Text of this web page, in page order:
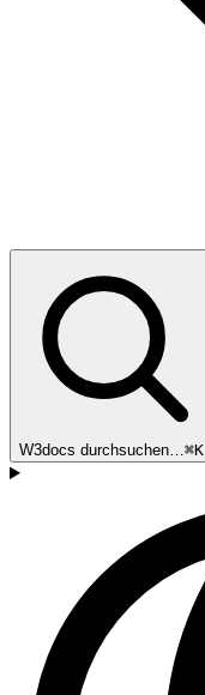
W3docs durchsuchen…⌘K